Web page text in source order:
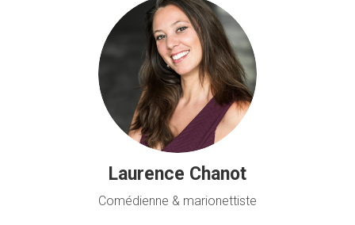
Laurence Chanot
Comédienne & marionettiste